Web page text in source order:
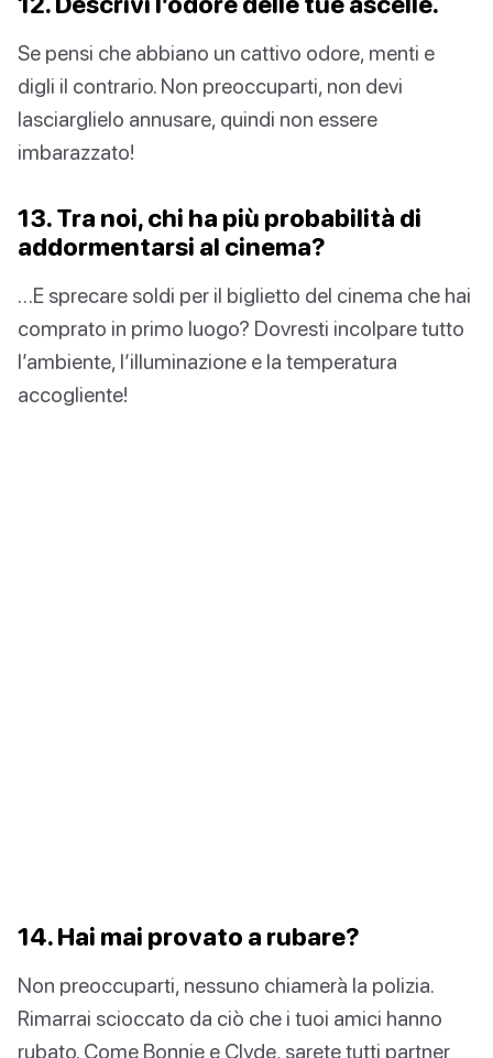
Se pensi che abbiano un cattivo odore, menti e
digli il contrario. Non preoccuparti, non devi
lasciarglielo annusare, quindi non essere
imbarazzato!
13. Tra noi, chi ha più probabilità di
addormentarsi al cinema?
…E sprecare soldi per il biglietto del cinema che hai
comprato in primo luogo? Dovresti incolpare tutto
l’ambiente, l’illuminazione e la temperatura
accogliente!
14. Hai mai provato a rubare?
Non preoccuparti, nessuno chiamerà la polizia.
Rimarrai scioccato da ciò che i tuoi amici hanno
rubato. Come Bonnie e Clyde, sarete tutti partner